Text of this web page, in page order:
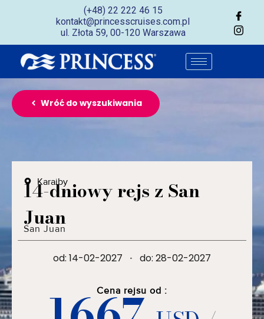
(+48) 22 222 46 15
kontakt@princesscruises.com.pl
ul. Złota 59, 00-120 Warszawa
Wróć do wyszukiwania
Karaiby
14-dniowy rejs z San
Juan
San Juan
od: 14-02-2027 · do: 28-02-2027
Cena rejsu od :